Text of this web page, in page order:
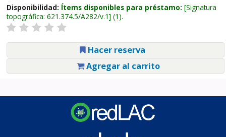
Disponibilidad: Ítems disponibles para préstamo: Signatura
topográfica: 621.374.5/A282/v.1 (1).
Hacer reserva
Agregar al carrito